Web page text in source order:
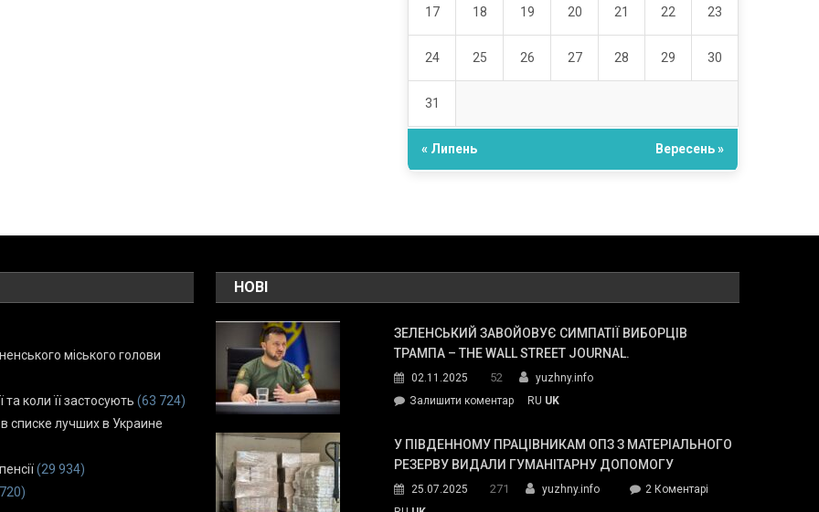
17 18 19 20 21 22 23
24 25 26 27 28 29 30
31
« Липень Вересень »
міського голови
коли її застосують (63 724)
списке лучших в Украине
(29 934)
НОВІ
ЗЕЛЕНСЬКИЙ ЗАВОЙОВУЄ СИМПАТІЇ ВИБОРЦІВ
ТРАМПА – THE WALL STREET JOURNAL.
02.11.2025 52
yuzhny.info
Залишити коментарon
завойовує
симпатії
Трампа
RU UK
У ПІВДЕННОМУ ПРАЦІВНИКАМ ОПЗ З МАТЕРІАЛЬНОГО
РЕЗЕРВУ ВИДАЛИ ГУМАНІТАРНУ ДОПОМОГУ
25.07.2025 271 yuzhny.info 2 Коментарідо